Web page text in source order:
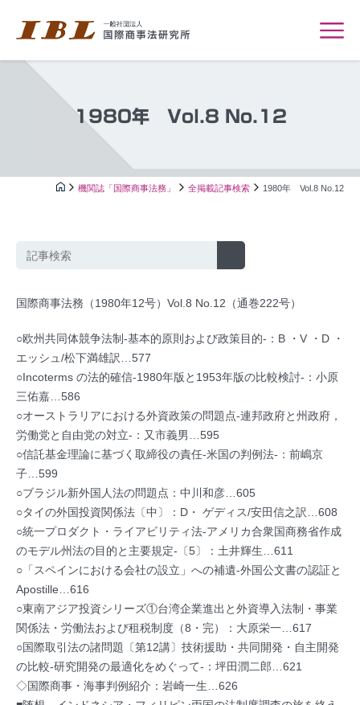
1980年 Vol.8 No.12
機関誌「国際商事法務」 全掲載記事検索 1980年 Vol.8 No.12
国際商事法務（1980年12号）Vol.8 No.12（通巻222号）
○欧州共同体競争法制-基本的原則および政策目的-：B ・V ・D ・
エッシュ/松下満雄訳…577
○Incoterms の法的確信-1980年版と1953年版の比較検討-：小原
三佑嘉…586
○オーストラリアにおける外資政策の問題点-連邦政府と州政府，
労働党と自由党の対立-：又市義男…595
○信託基金理論に基づく取締役の責任-米国の判例法-：前嶋京
子…599
○ブラジル新外国人法の問題点：中川和彦…605
○タイの外国投資関係法〔中〕：D・ ゲディス/安田信之訳…608
○統一プロダクト・ライアビリティ法-アメリカ合衆国商務省作成
のモデル州法の目的と主要規定-〔5〕：土井輝生…611
○「スペインにおける会社の設立」への補遺-外国公文書の認証と
Apostille…616
○東南アジア投資シリーズ①台湾企業進出と外資導入法制・事業
関係法・労働法および租税制度（8・完）：大原栄一…617
○国際取引法の諸問題〔第12講〕技術援助・共同開発・自主開発
の比較-研究開発の最適化をめぐって-：坪田潤二郎…621
◇国際商事・海事判例紹介：岩崎一生…626